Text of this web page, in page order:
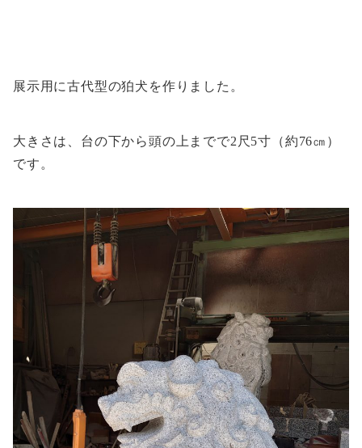
展示用に古代型の狛犬を作りました。
大きさは、台の下から頭の上までで2尺5寸（約76㎝）
です。